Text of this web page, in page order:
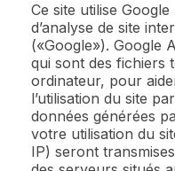
Ce site utilise
d’analyse de site
(«Google»). Google
qui sont des fichiers
ordinateur, pour
l’utilisation du site
données générées
votre utilisation du
IP) seront